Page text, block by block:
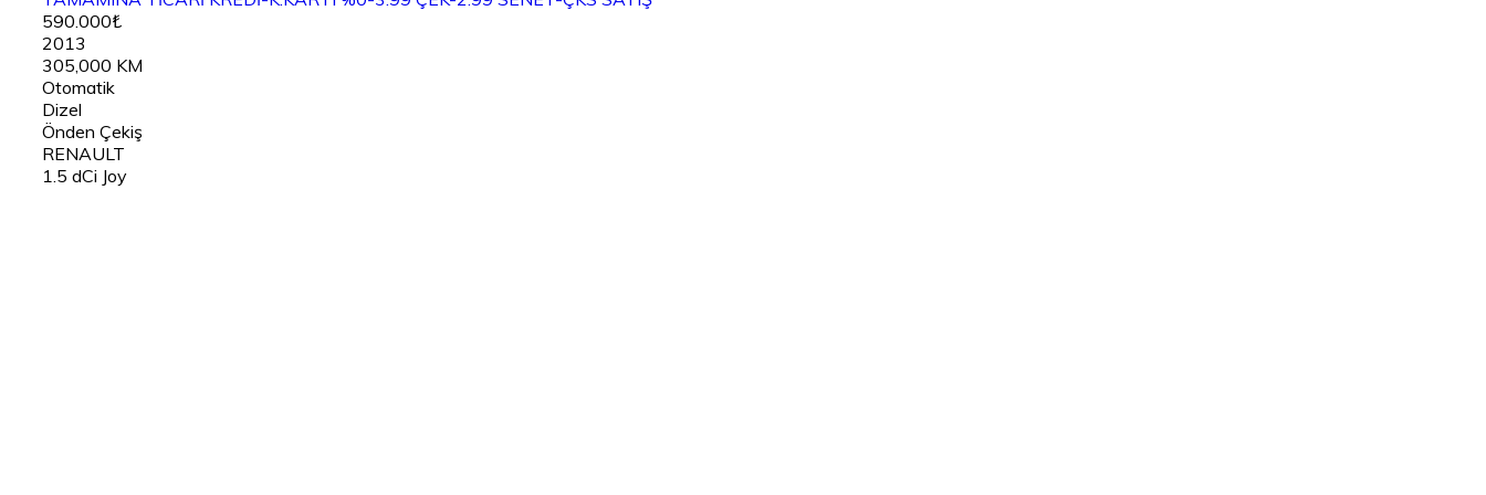
590.000₺
2013
305,000 KM
Otomatik
Dizel
Önden Çekiş
RENAULT
1.5 dCi Joy